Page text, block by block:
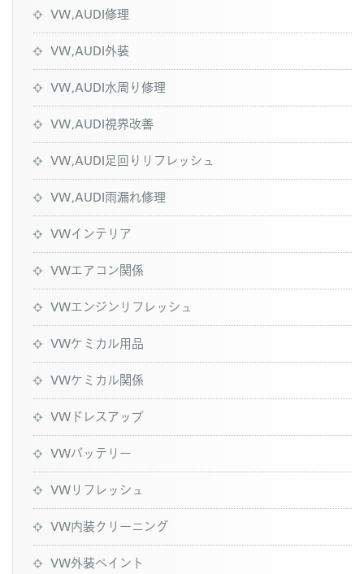
VW,AUDI修理
VW,AUDI外装
VW,AUDI水周り修理
VW,AUDI視界改善
VW,AUDI足回りリフレッシュ
VW,AUDI雨漏れ修理
VWインテリア
VWエアコン関係
VWエンジンリフレッシュ
VWケミカル用品
VWケミカル関係
VWドレスアップ
VWバッテリー
VWリフレッシュ
VW内装クリーニング
VW外装ペイント